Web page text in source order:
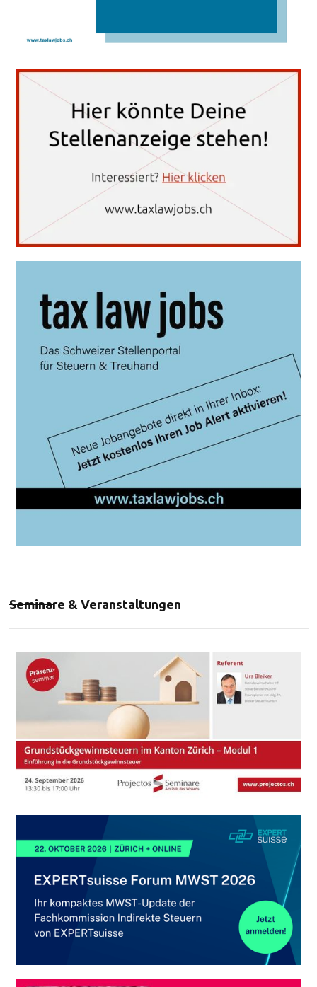
Seminare & Veranstaltungen